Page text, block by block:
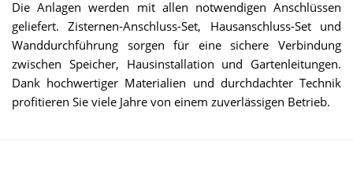
Die Anlagen werden mit allen notwendigen Anschlüssen
geliefert. Zisternen-Anschluss-Set, Hausanschluss-Set und
Wanddurchführung sorgen für eine sichere Verbindung
zwischen Speicher, Hausinstallation und Gartenleitungen.
Dank hochwertiger Materialien und durchdachter Technik
profitieren Sie viele Jahre von einem zuverlässigen Betrieb.